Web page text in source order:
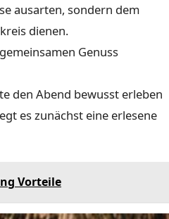
ausarten, sondern dem
dienen.
Genuss
den Abend bewusst erleben
es zunächst eine erlesene
Vorteile